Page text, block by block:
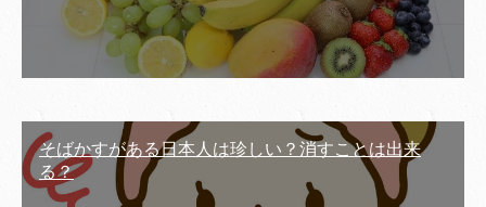
そばかすがある日本人は珍しい？消すことは出来
る？